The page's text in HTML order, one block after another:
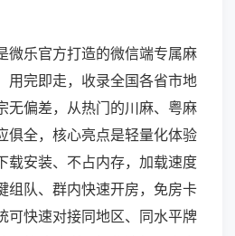
微乐官方打造的微信端专属麻
用完即走，收录全国各省市地
无偏差，从热门的川麻、粤麻
俱全，核心亮点是轻量化体验
载安装、不占内存，加载速度
组队、群内快速开房，免房卡
可快速对接同地区、同水平牌